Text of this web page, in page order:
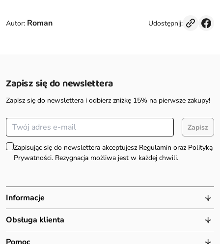
Autor: Roman Udostępnij:
Zapisz się do newslettera
Zapisz się do newslettera i odbierz zniżkę 15% na pierwsze zakupy!
Zapisz
Zapisując się do newslettera akceptujesz Regulamin oraz Polityką
Prywatności. Rezygnacja możliwa jest w każdej chwili.
Informacje
Obsługa klienta